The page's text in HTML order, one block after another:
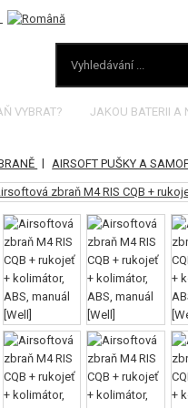
VYBRAT? JAKOU BATERII A
| AIRSOFT PUŠKY A